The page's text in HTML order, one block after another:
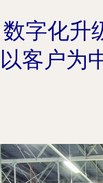
数字化升
以客户为